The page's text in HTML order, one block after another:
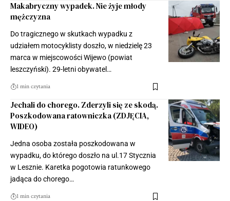
Makabryczny wypadek. Nie żyje młody
mężczyzna
Do tragicznego w skutkach wypadku z
udziałem motocyklisty doszło, w niedzielę 23
marca w miejscowości Wijewo (powiat
leszczyński). 29-letni obywatel…
1 min czytania
Jechali do chorego. Zderzyli się ze skodą.
Poszkodowana ratowniczka (ZDJĘCIA,
WIDEO)
Jedna osoba została poszkodowana w
wypadku, do którego doszło na ul.17 Stycznia
w Lesznie. Karetka pogotowia ratunkowego
jadąca do chorego…
1 min czytania